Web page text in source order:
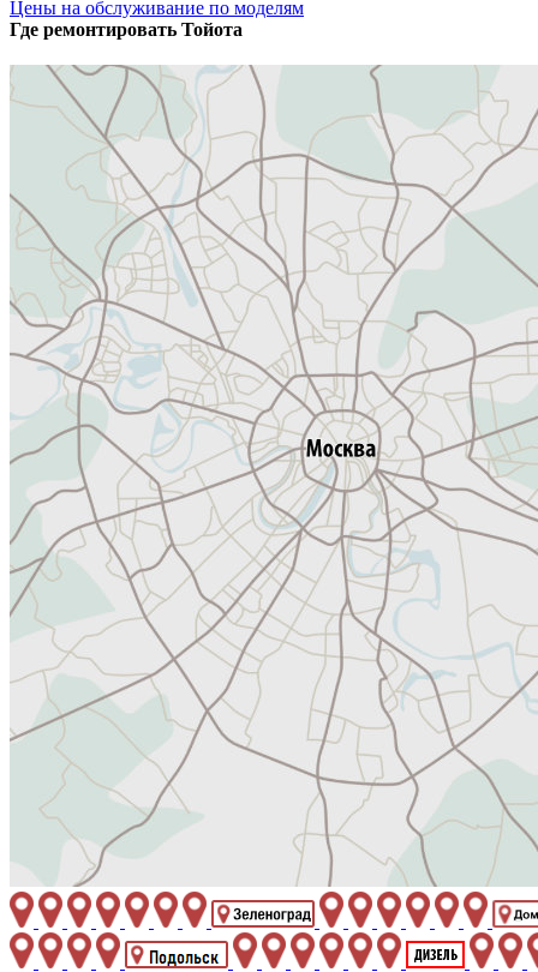
Цены на обслуживание по моделям
Где ремонтировать Тойота